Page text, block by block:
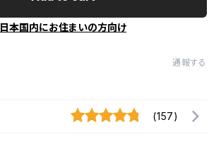
日本国内にお住まいの方向け
通報する
(157)